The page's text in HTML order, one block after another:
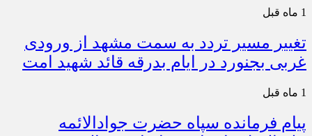
1 ماه قبل
تغییر مسیر تردد به سمت مشهد از ورودی
غربی بجنورد در ایام بدرقه قائد شهید امت
1 ماه قبل
پیام فرمانده سپاه حضرت جوادالائمه